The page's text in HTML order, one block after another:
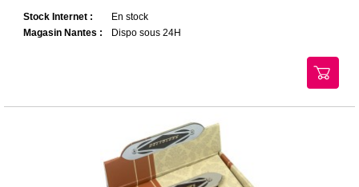
Stock Internet :
En stock
Magasin Nantes :
Dispo sous 24H